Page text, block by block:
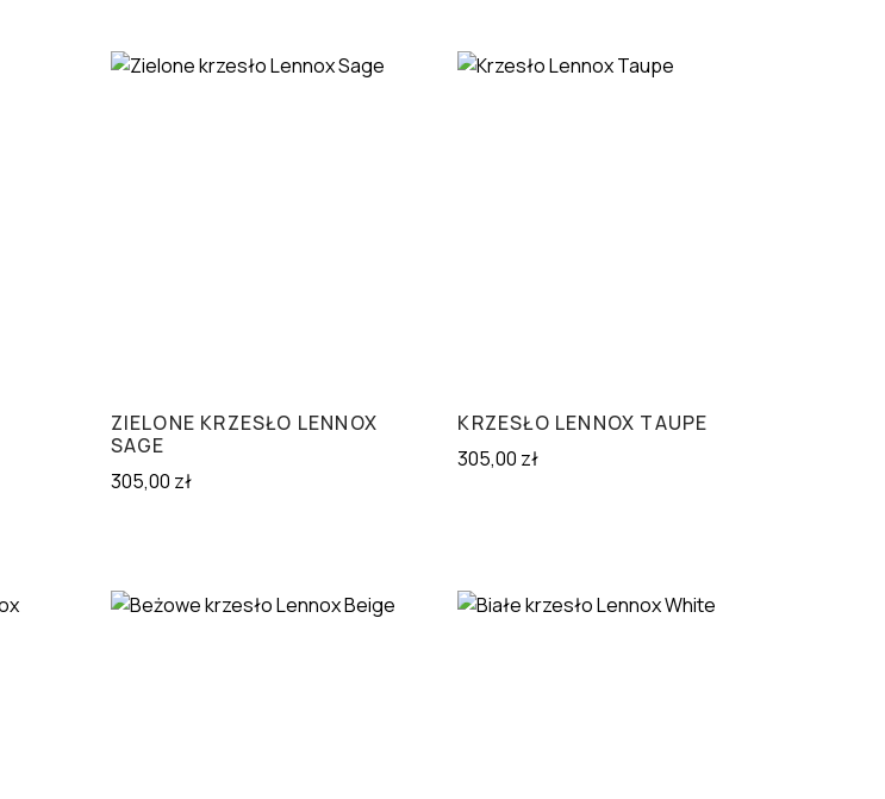
ZIELONE KRZESŁO LENNOX
SAGE
305,00 zł
KRZESŁO LENNOX TAUPE
305,00 zł